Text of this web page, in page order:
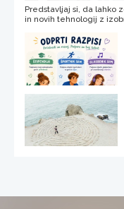
Predstavljaj si, da lahko
in novih tehnologij z